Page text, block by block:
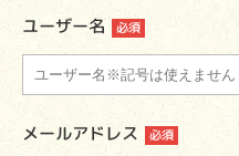
ユーザー名
メールアドレス